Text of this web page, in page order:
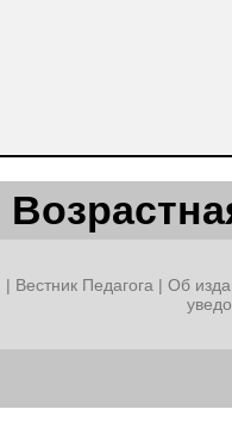
| Вестник Педагога | Об